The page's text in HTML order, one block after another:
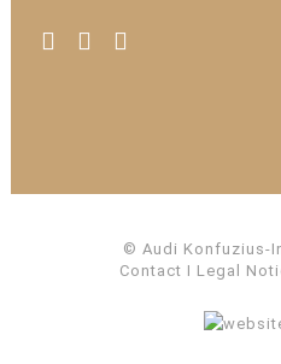
© Audi Konfuzius-
Contact I Legal